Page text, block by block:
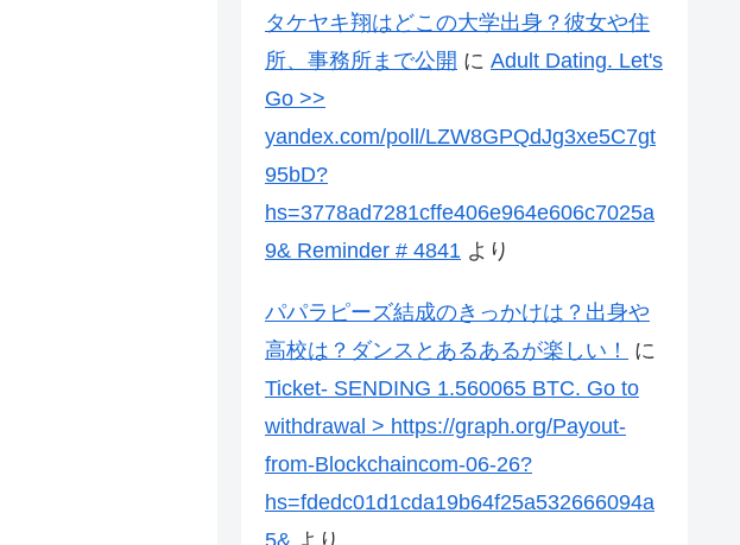
タケヤキ翔はどこの大学出身？彼女や住
所、事務所まで公開 に Adult Dating. Let's
Go >>
yandex.com/poll/LZW8GPQdJg3xe5C7gt
95bD?
hs=3778ad7281cffe406e964e606c7025a
9& Reminder # 4841 より
パパラピーズ結成のきっかけは？出身や
高校は？ダンスとあるあるが楽しい！
に
Ticket- SENDING 1.560065 BTC. Go to
withdrawal > https://graph.org/Payout-
from-Blockchaincom-06-26?
hs=fdedc01d1cda19b64f25a532666094a